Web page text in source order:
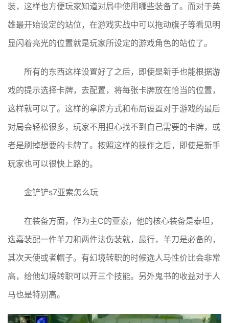
装，这样也方便玩家知道对局中使用哪些装备了。而对于英
雄最开始设定的站位，在游戏实战中可以拖动旗子等看见明
显闪着亮光的位置就是玩家所设定的游戏角色的站位了。
所有的东西这样设置好了之后，即使是新手也能根据游
戏的提示选择卡牌，去配置，将每张卡牌放在恰当的位置，
这样就可以了。这样的拿牌方式和布局设置对于游戏的最后
对局会轻松很多，玩家不用担心找不到自己需要的卡牌，或
者是刷掉想要的卡牌了。按照这样的操作之后，即使是新手
玩家也可以很快上路的。
金铲铲s7亚索怎么玩
在装备方面，作为主C的亚索，他的核心装备是泰坦，
迭嘉装配一件羊刀和两件法伤装就，最行，羊刀是必备的，
其次天使或者帽子。有幻境转职的时候选人马性价比会非常
高，给他幻境转职可以开三个技能。另外鬼书的收益对于人
马也是特别高。